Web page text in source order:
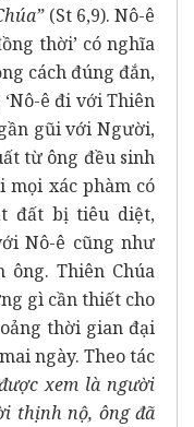
(St 6,9). Nô-ê
thời’ có nghĩa
cách đúng đắn,
ê đi với Thiên
gũi với Người,
từ ông đều sinh
mọi xác phàm có
đất bị tiêu diệt,
Nô-ê cũng như
Thiên Chúa
gì cần thiết cho
thời gian đại
ngày. Theo tác
xem là người
thịnh nộ, ông đã